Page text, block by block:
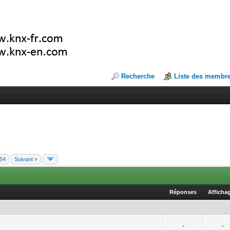
Recherche Liste des
54 Suivant »
Réponses
- -